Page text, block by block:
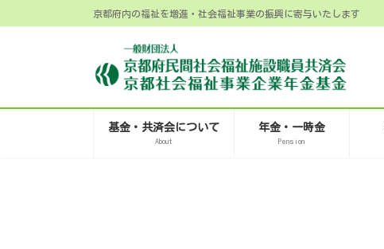
テ
プ
ゲ
動
京都府内の福祉を増進・社会福祉事業の振興に寄与いたします
基金・共済会について
About
年金・一時金
Pension